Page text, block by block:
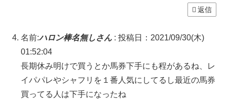
返信
名前:ハロン棒名無しさん : 投稿日：2021/09/30(木)
01:52:04
長期休み明けで買うとか馬券下手にも程があるね、レ
イパパレやシャフリを１番人気にしてるし最近の馬券
買ってる人は下手になったね